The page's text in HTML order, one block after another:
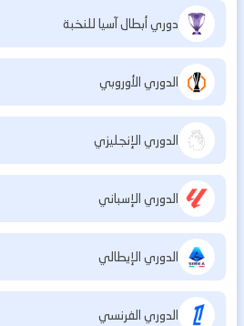
دوري أبطال آسيا للنخبة
الدوري الأوروبي
الدوري الإنجليزي
الدوري الإسباني
الدوري الإيطالي
الدوري الفرنسي